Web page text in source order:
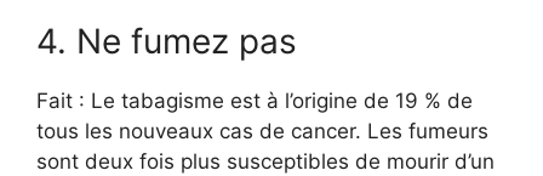
4. Ne fumez pas
Fait : Le tabagisme est à l’origine de 19 % de
tous les nouveaux cas de cancer. Les fumeurs
sont deux fois plus susceptibles de mourir d’un